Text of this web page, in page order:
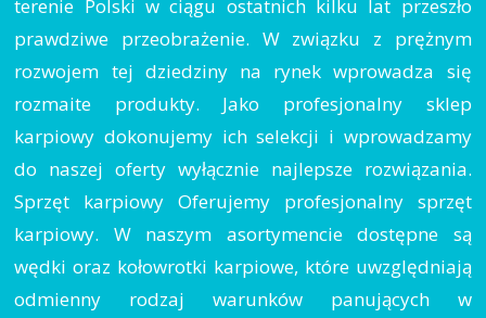
terenie Polski w ciągu ostatnich kilku lat przeszło
prawdziwe przeobrażenie. W związku z prężnym
rozwojem tej dziedziny na rynek wprowadza się
rozmaite produkty. Jako profesjonalny sklep
karpiowy dokonujemy ich selekcji i wprowadzamy
do naszej oferty wyłącznie najlepsze rozwiązania.
Sprzęt karpiowy Oferujemy profesjonalny sprzęt
karpiowy. W naszym asortymencie dostępne są
wędki oraz kołowrotki karpiowe, które uwzględniają
odmienny rodzaj warunków panujących w